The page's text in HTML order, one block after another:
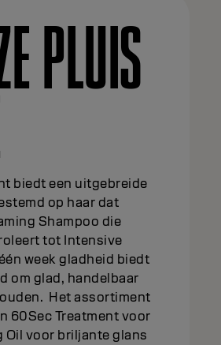
PLUIS
biedt een uitgebreide
op haar dat
Shampoo die
tot Intensive
week gladheid biedt
om glad, handelbaar
Het assortiment
60Sec Treatment voor
Oil voor briljante glans